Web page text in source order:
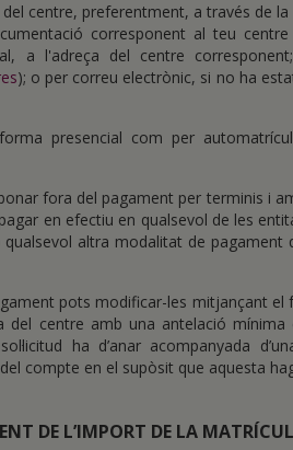
centre, preferentment, a través de la
corresponent al teu
a l'adreça del centre corresponent;
); o per correu electrònic, si no ha
presencial com per
fora del pagament per terminis i
en efectiu en qualsevol de les
altra modalitat de pagament
pots modificar-les mitjançant el
del centre amb una antelació mínima
ha d’anar acompanyada
compte en el supòsit que aquesta
DE L’IMPORT DE LA